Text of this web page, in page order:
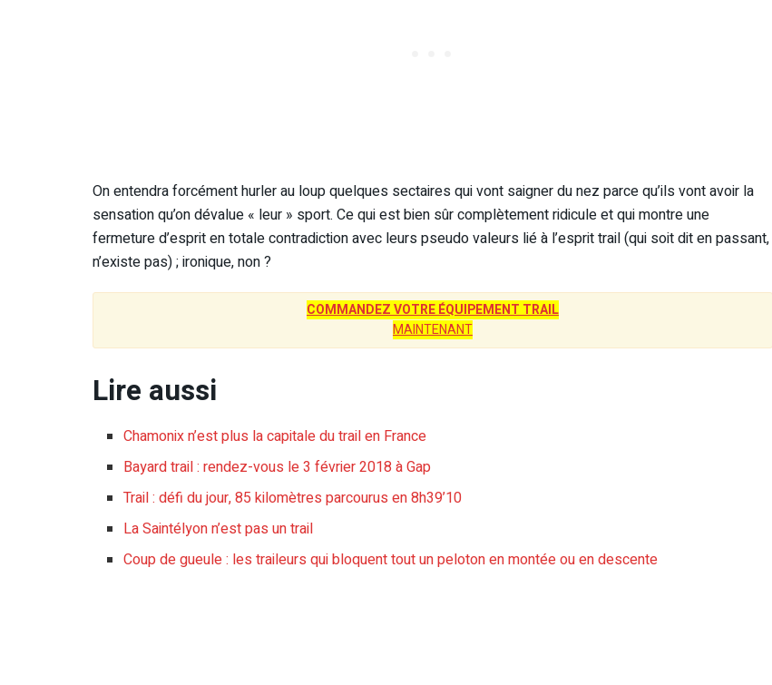
On entendra forcément hurler au loup quelques sectaires qui vont saigner du nez parce qu’ils vont avoir la
sensation qu’on dévalue « leur » sport. Ce qui est bien sûr complètement ridicule et qui montre une
fermeture d’esprit en totale contradiction avec leurs pseudo valeurs lié à l’esprit trail (qui soit dit en passant,
n’existe pas) ; ironique, non ?
COMMANDEZ VOTRE ÉQUIPEMENT TRAIL
MAINTENANT
Lire aussi
Chamonix n’est plus la capitale du trail en France
Bayard trail : rendez-vous le 3 février 2018 à Gap
Trail : défi du jour, 85 kilomètres parcourus en 8h39’10
La Saintélyon n’est pas un trail
Coup de gueule : les traileurs qui bloquent tout un peloton en montée ou en descente